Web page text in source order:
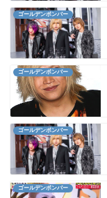
ゴールデンボンバー
ゴールデンボンバー
ゴールデンボンバー
ゴールデンボンバー